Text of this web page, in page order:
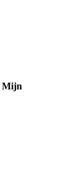
Mijn